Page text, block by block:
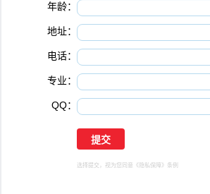
年龄：
地址：
电话：
专业：
QQ：
选择提交，视为您同意 《隐私保障》 条例